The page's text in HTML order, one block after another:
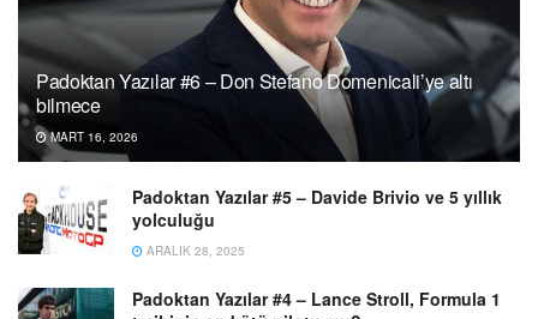
Padoktan Yazılar #6 – Don Stefano Domenicali’ye altı
bilmece
MART 16, 2026
Padoktan Yazılar #5 – Davide Brivio ve 5 yıllık
yolculuğu
ARALIK 28, 2025
Padoktan Yazılar #4 – Lance Stroll, Formula 1